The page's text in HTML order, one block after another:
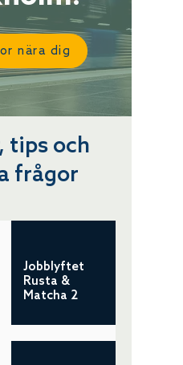
nära dig
tips och
frågor
Jobblyftet
Rusta &
Matcha 2